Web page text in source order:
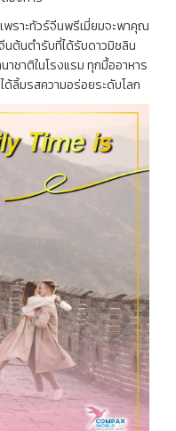
พราะทัวร์จีนพรีเมี่ยมจะพาคุณ
นต้นตำรับที่ได้รับดาวมิชลิน
ชาติในโรงแรม ทุกมื้ออาหาร
ลิ้มรสความอร่อยระดับโลก